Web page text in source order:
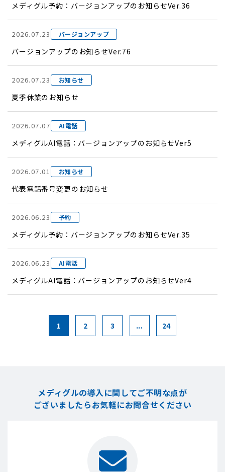
メディグル予約：バージョンアップのお知らせVer.36
2026.07.23 バージョンアップ
バージョンアップのお知らせVer.76
2026.07.23 お知らせ
夏季休業のお知らせ
2026.07.07 AI電話
メディグルAI電話：バージョンアップのお知らせVer5
2026.07.01 お知らせ
代表電話番号変更のお知らせ
2026.06.23 予約
メディグル予約：バージョンアップのお知らせVer.35
2026.06.23 AI電話
メディグルAI電話：バージョンアップのお知らせVer4
1 2 3 ... 24
メディグルの導入に関してご不明な点が
ございましたらお気軽にお問合せください